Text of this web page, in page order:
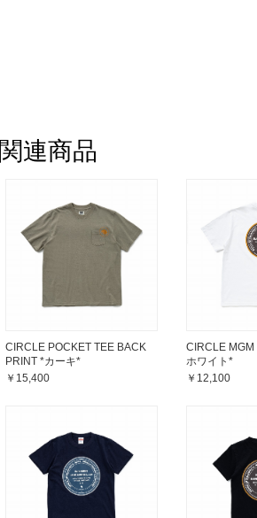
関連商品
CIRCLE POCKET TEE BACK
PRINT *カーキ*
￥15,400
CIRCLE MGM
ホワイト*
￥12,100